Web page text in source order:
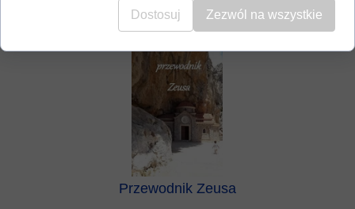
mapa Krety
Przewodnik Zeusa
Dostosuj Zezwól na wszystkie